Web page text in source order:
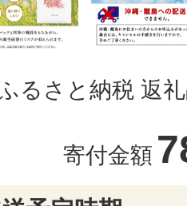
るさと納税 返
寄付金額